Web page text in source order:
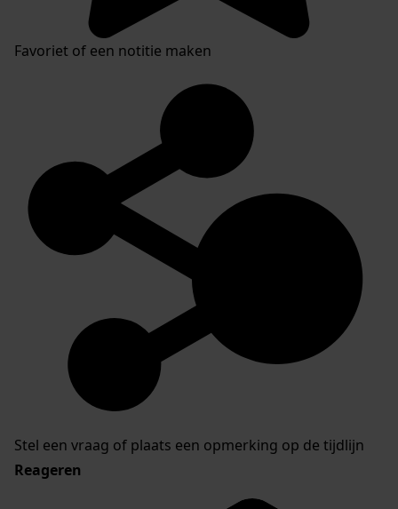
Favoriet of een notitie maken
Stel een vraag of plaats een opmerking op de tijdlijn
Reageren